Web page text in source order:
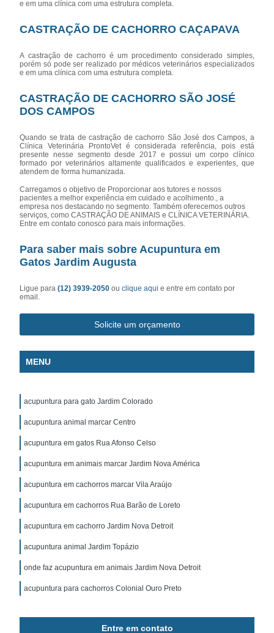
e em uma clínica com uma estrutura completa.
CASTRAÇÃO DE CACHORRO CAÇAPAVA
A castração de cachorro é um procedimento considerado simples,
porém só pode ser realizado por médicos veterinários especializados
e em uma clínica com uma estrutura completa.
CASTRAÇÃO DE CACHORRO SÃO JOSÉ
DOS CAMPOS
Quando se trata de castração de cachorro São José dos Campos, a
Clínica Veterinária ProntoVet é considerada referência, pois está
presente nesse segmento desde 2017 e possui um corpo clínico
formado por veterinários altamente qualificados e experientes, que
atendem de forma humanizada.
Carregamos o objetivo de Proporcionar aos tutores e nossos
pacientes a melhor experiência em cuidado e acolhimento., a
empresa nos destacando no segmento. Também oferecemos outros
serviços, como CASTRAÇÃO DE ANIMAIS e CLÍNICA VETERINÁRIA.
Entre em contato conosco para mais informações.
Para saber mais sobre Acupuntura em
Gatos Jardim Augusta
Ligue para(12) 3939-2050ouclique aqui e entre em contato por
email.
Solicite um orçamento
MENU
acupuntura para gato Jardim Colorado
acupuntura animal marcar Centro
acupuntura em gatos Rua Afonso Celso
acupuntura em animais marcar Jardim Nova América
acupuntura em cachorros marcar Vila Araújo
acupuntura em cachorros Rua Barão de Loreto
acupuntura em cachorro Jardim Nova Detroit
acupuntura animal Jardim Topázio
onde faz acupuntura em animais Jardim Nova Detroit
acupuntura para cachorros Colonial Ouro Preto
Entre em contato